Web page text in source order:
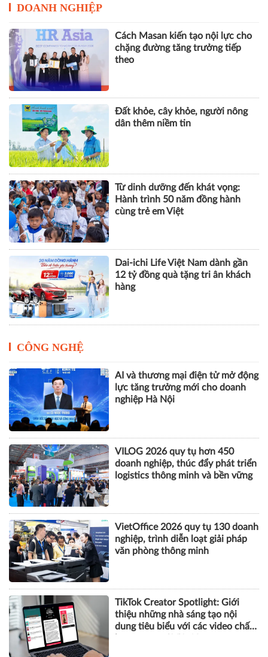
DOANH NGHIỆP
Cách Masan kiến tạo nội lực cho
chặng đường tăng trưởng tiếp
theo
Đất khỏe, cây khỏe, người nông
dân thêm niềm tin
Từ dinh dưỡng đến khát vọng:
Hành trình 50 năm đồng hành
cùng trẻ em Việt
Dai-ichi Life Việt Nam dành gần
12 tỷ đồng quà tặng tri ân khách
hàng
CÔNG NGHỆ
AI và thương mại điện tử mở động
lực tăng trưởng mới cho doanh
nghiệp Hà Nội
VILOG 2026 quy tụ hơn 450
doanh nghiệp, thúc đẩy phát triển
logistics thông minh và bền vững
VietOffice 2026 quy tụ 130 doanh
nghiệp, trình diễn loạt giải pháp
văn phòng thông minh
TikTok Creator Spotlight: Giới
thiệu những nhà sáng tạo nội
dung tiêu biểu với các video chất